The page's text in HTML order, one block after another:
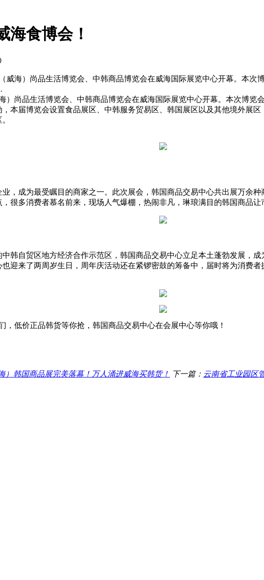
海食博会！
威海）尚品生活博览会、中韩商品博览会在威海国际展览中心开幕。本
尚品生活博览会、中韩商品博览会在威海国际展览中心开幕。本次博览
本届博览会设置食品展区、中韩服务贸易区、韩国展区以及其他境外展
，成为最受瞩目的商家之一。此次展会，韩国商品交易中心共出展万余种
很多消费者慕名前来，现场人气爆棚，热闹非凡，琳琅满目的韩国商品让
韩自贸区地方经济合作示范区，韩国商品交易中心立足本土蓬勃发展，
迎来了两周岁生日，周年庆活动还在紧锣密鼓的筹备中，届时将为消费
低价正品韩货等你抢，韩国商品交易中心在会展中心等你哦！
）韩国商品展完美落幕！万人涌进威海买韩货！ 下一篇： 云南省工业园区